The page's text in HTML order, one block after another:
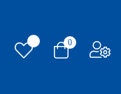
0